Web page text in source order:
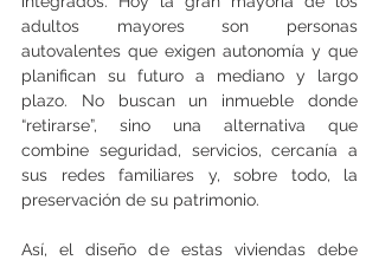
adultos mayores son personas
autovalentes que exigen autonomía y que
planifican su futuro a mediano y largo
plazo. No buscan un inmueble donde
“retirarse”, sino una alternativa que
combine seguridad, servicios, cercanía a
sus redes familiares y, sobre todo, la
preservación de su patrimonio.
Así, el diseño de estas viviendas debe